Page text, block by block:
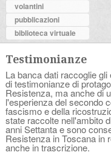
volantini
pubblicazioni
biblioteca virtuale
Testimonianze
La banca dati raccoglie
di testimonianze di
Resistenza, ma anche di
l'esperienza del secondo
fascismo e della
state raccolte nell'ambito
anni Settanta e sono
Resistenza in Toscana in
anche in trascrizione.